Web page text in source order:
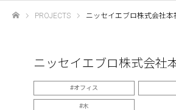
PROJECTS ニッセイエブロ株式会社本
ニッセイエブロ株式会社
オフィス
木